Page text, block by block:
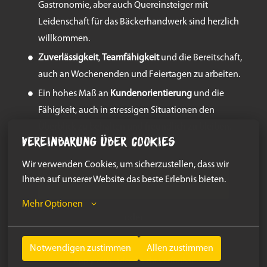
Vereinbarung über Cookies
Wir verwenden Cookies, um sicherzustellen, dass wir
Ihnen auf unserer Website das beste Erlebnis bieten.
Mehr Optionen
Notwendigen zustimmen Allen zustimmen
Gastronomie, aber auch Quereinsteiger mit
Leidenschaft für das Bäckerhandwerk sind herzlich
willkommen.
Zuverlässigkeit,Teamfähigkeitund die Bereitschaft,
auch an Wochenenden und Feiertagen zu arbeiten.
Ein hohes Maß an Kundenorientierung und die
Fähigkeit, auch in stressigen Situationen den
Bewerben
Apply with Indeed nicht verfügbar